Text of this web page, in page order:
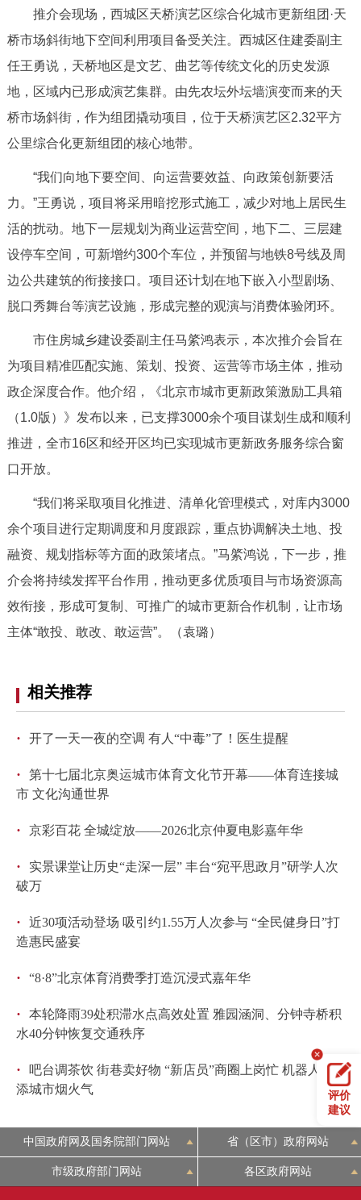
ITALIANO
推介会现场，西城区天桥演艺区综合化城市更新组团·天
桥市场斜街地下空间利用项目备受关注。西城区住建委副主
任王勇说，天桥地区是文艺、曲艺等传统文化的历史发源
地，区域内已形成演艺集群。由先农坛外坛墙演变而来的天
桥市场斜街，作为组团撬动项目，位于天桥演艺区2.32平方
公里综合化更新组团的核心地带。
“我们向地下要空间、向运营要效益、向政策创新要活
力。”王勇说，项目将采用暗挖形式施工，减少对地上居民生
活的扰动。地下一层规划为商业运营空间，地下二、三层建
设停车空间，可新增约300个车位，并预留与地铁8号线及周
边公共建筑的衔接接口。项目还计划在地下嵌入小型剧场、
脱口秀舞台等演艺设施，形成完整的观演与消费体验闭环。
市住房城乡建设委副主任马綮鸿表示，本次推介会旨在
为项目精准匹配实施、策划、投资、运营等市场主体，推动
政企深度合作。他介绍，《北京市城市更新政策激励工具箱
（1.0版）》发布以来，已支撑3000余个项目谋划生成和顺利
推进，全市16区和经开区均已实现城市更新政务服务综合窗
口开放。
“我们将采取项目化推进、清单化管理模式，对库内3000
余个项目进行定期调度和月度跟踪，重点协调解决土地、投
融资、规划指标等方面的政策堵点。”马綮鸿说，下一步，推
介会将持续发挥平台作用，推动更多优质项目与市场资源高
效衔接，形成可复制、可推广的城市更新合作机制，让市场
主体“敢投、敢改、敢运营”。（袁璐）
相关推荐
· 开了一天一夜的空调 有人“中毒”了！医生提醒
·
第十七届北京奥运城市体育文化节开幕——体育连接城
市 文化沟通世界
· 京彩百花 全城绽放——2026北京仲夏电影嘉年华
·
实景课堂让历史“走深一层” 丰台“宛平思政月”研学人次
破万
·
近30项活动登场 吸引约1.55万人次参与 “全民健身日”打
造惠民盛宴
· “8·8”北京体育消费季打造沉浸式嘉年华
·
本轮降雨39处积滞水点高效处置 雅园涵洞、分钟寺桥积
水40分钟恢复交通秩序
·
吧台调茶饮 街巷卖好物 “新店员”商圈上岗忙 机器人增
添城市烟火气
评价
建议
中国政府网及国务院部门网站 省（区市）政府网站
市级政府部门网站 各区政府网站